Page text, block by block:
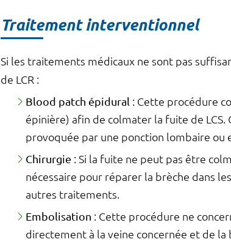
Traitement interventionnel
Si les traitements médicaux ne sont pas
de LCR :
Blood patch épidural : Cette procédure
épinière) afin de colmater la fuite de
provoquée par une ponction lombaire ou
Chirurgie : Si la fuite ne peut pas être
nécessaire pour réparer la brèche dans
autres traitements.
Embolisation : Cette procédure ne
directement à la veine concernée et de